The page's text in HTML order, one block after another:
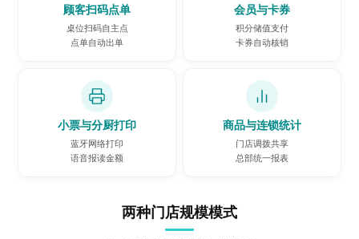
顾客扫码点单
桌位扫码自主点
点单自动出单
会员与卡券
积分储值支付
卡券自动核销
小票与分厨打印
蓝牙网络打印
语音报读金额
商品与连锁统计
门店调拨共享
总部统一报表
两种门店规模模式